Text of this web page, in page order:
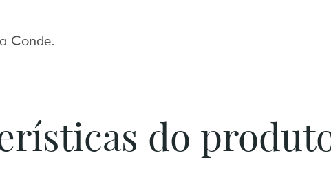
Conde.
do